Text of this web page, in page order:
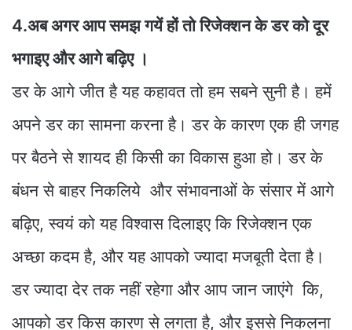
4.अब अगर आप समझ गयें हों तो रिजेक्शन के डर को दूर
भगाइए और आगे बढ़िए ।
डर के आगे जीत है यह कहावत तो हम सबने सुनी है। हमें
अपने डर का सामना करना है। डर के कारण एक ही जगह
पर बैठने से शायद ही किसी का विकास हुआ हो। डर के
बंधन से बाहर निकलिये और संभावनाओं के संसार में आगे
बढ़िए, स्वयं को यह विश्वास दिलाइए कि रिजेक्शन एक
अच्छा कदम है, और यह आपको ज्यादा मजबूती देता है।
डर ज्यादा देर तक नहीं रहेगा और आप जान जाएंगे कि,
आपको डर किस कारण से लगता है, और इससे निकलना